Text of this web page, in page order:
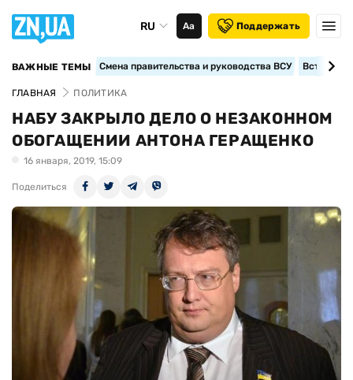
RU Аа Поддержать
ВАЖНЫЕ ТЕМЫ Смена правительства и руководства ВСУ
ГЛАВНАЯ ПОЛИТИКА
НАБУ ЗАКРЫЛО ДЕЛО О НЕЗАКОННОМ
ОБОГАЩЕНИИ АНТОНА ГЕРАЩЕНКО
16 января, 2019, 15:09
Поделиться